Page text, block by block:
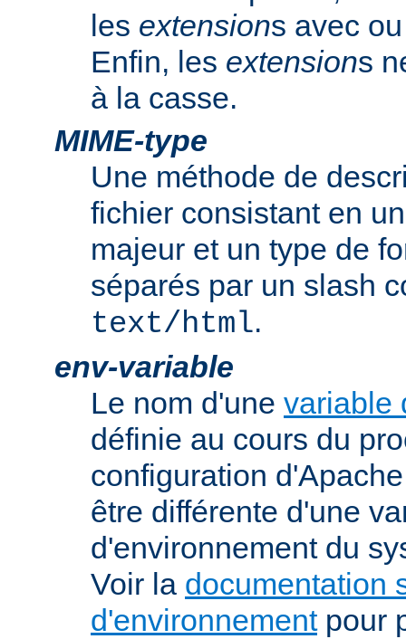
les extensions avec
Enfin, les extensions
à la casse.
MIME-type
Une méthode de
fichier consistant en
majeur et un type de
séparés par un slash
text/html.
env-variable
Le nom d'une variable
définie au cours du
configuration
être différente d'une
d'environnement du
Voir la documentation
d'environnementpour